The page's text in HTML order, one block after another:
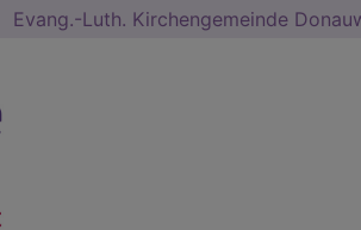
Evang.-Luth. Kirchengemeinde